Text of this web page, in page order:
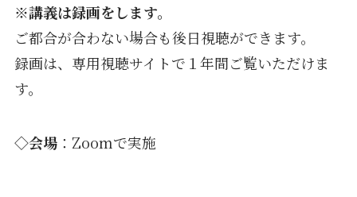
※講義は録画をします。
ご都合が合わない場合も後日視聴ができます。
録画は、専用視聴サイトで１年間ご覧いただけま
す。
◇会場：Zoomで実施